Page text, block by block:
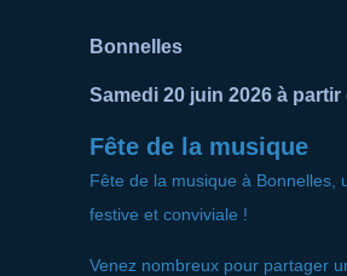
Bonnelles
Samedi 20 juin 2026 à partir
Fête de la musique
Fête de la musique à Bonnelles,
festive et conviviale !
Venez nombreux pour partager